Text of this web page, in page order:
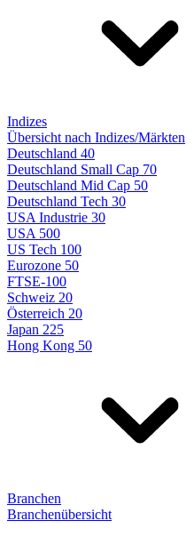
Indizes
Übersicht nach Indizes/Märkten
Deutschland 40
Deutschland Small Cap 70
Deutschland Mid Cap 50
Deutschland Tech 30
USA Industrie 30
USA 500
US Tech 100
Eurozone 50
FTSE-100
Schweiz 20
Österreich 20
Japan 225
Hong Kong 50
Branchen
Branchenübersicht